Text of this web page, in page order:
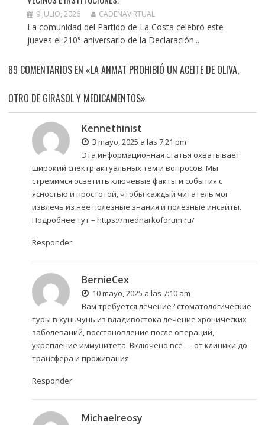
9 JULIO, 2026 CADENAVIRTUAL
La comunidad del Partido de La Costa celebró este
jueves el 210° aniversario de la Declaración...
89 COMENTARIOS EN «LA ANMAT PROHIBIÓ UN ACEITE DE OLIVA,
OTRO DE GIRASOL Y MEDICAMENTOS»
Kennethinist
3 mayo, 2025 a las 7:21 pm
Эта информационная статья охватывает
широкий спектр актуальных тем и вопросов. Мы
стремимся осветить ключевые факты и события с
ясностью и простотой, чтобы каждый читатель мог
извлечь из нее полезные знания и полезные инсайты.
Подробнее тут – https://mednarkoforum.ru/
Responder
BernieCex
10 mayo, 2025 a las 7:10 am
Вам требуется лечение? стоматологические
туры в хуньчунь из владивостокалечение хронических
заболеваний, восстановление после операций,
укрепление иммунитета. Включено всё — от клиники до
трансфера и проживания.
Responder
Michaelreosy